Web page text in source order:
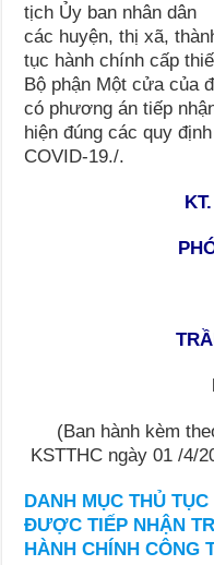
tịch Ủy ban nhân dân
các huyện, thị xã,
tục hành chính cấp
Bộ phận Một cửa của
có phương án tiếp
hiện đúng các quy
COVID-19./.
(Ban hành kèm
KSTTHC ngày 01 /4/
DANH MỤC THỦ
ĐƯỢC TIẾP NHẬN
HÀNH CHÍNH CÔNG